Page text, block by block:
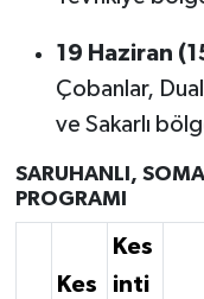
19 Haziran
Çobanlar,
ve Sakarlı
SARUHANLI,
PROGRAMI
Kes
Kes
inti